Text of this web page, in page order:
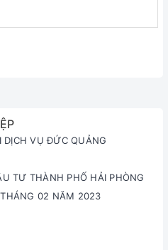
VỤ ĐỨC QUẢNG
TƯ THÀNH PHỐ HẢI PHÒNG
02 NĂM 2023